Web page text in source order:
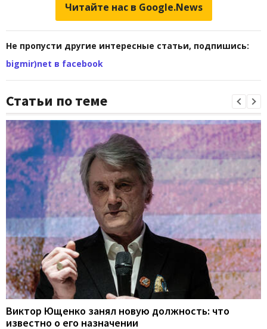
Читайте нас в Google.News
Не пропусти другие интересные статьи, подпишись:
bigmir)net в facebook
Статьи по теме
Виктор Ющенко занял новую должность: что
известно о его назначении